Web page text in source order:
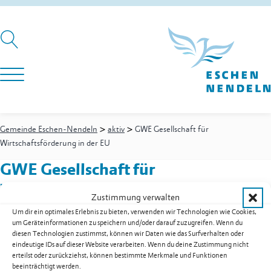
Zustimmung verwalten
Um dir ein optimales Erlebnis zu bieten, verwenden wir Technologien wie Cookies,
um Geräteinformationen zu speichern und/oder darauf zuzugreifen. Wenn du
diesen Technologien zustimmst, können wir Daten wie das Surfverhalten oder
eindeutige IDs auf dieser Website verarbeiten. Wenn du deine Zustimmung nicht
erteilst oder zurückziehst, können bestimmte Merkmale und Funktionen
beeinträchtigt werden.
Gemeinde Eschen-Nendeln > aktiv > GWE Gesellschaft für
Wirtschaftsförderung in der EU
GWE Gesellschaft für
Wirtschaftsförderung in der EU
St. Martins-Ring 35Postfach 7
9492Eschen
Festnetz+423 701 01 41